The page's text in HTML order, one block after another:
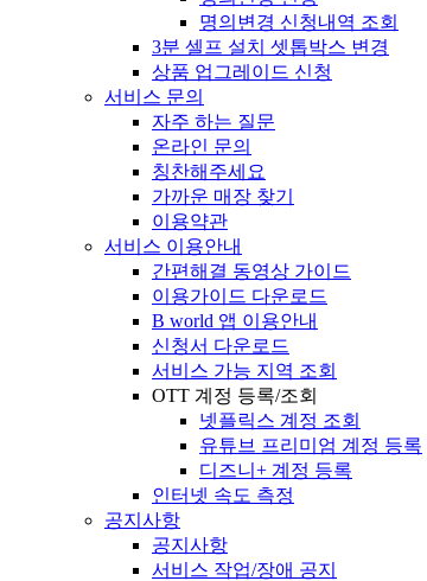
명의변경 신청내역 조회
3분 셀프 설치 셋톱박스 변경
상품 업그레이드 신청
서비스 문의
자주 하는 질문
온라인 문의
칭찬해주세요
가까운 매장 찾기
이용약관
서비스 이용안내
간편해결 동영상 가이드
이용가이드 다운로드
B world 앱 이용안내
신청서 다운로드
서비스 가능 지역 조회
OTT 계정 등록/조회
넷플릭스 계정 조회
유튜브 프리미엄 계정 등록
디즈니+ 계정 등록
인터넷 속도 측정
공지사항
공지사항
서비스 작업/장애 공지